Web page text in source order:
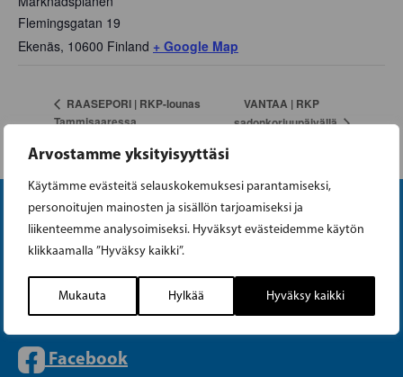
Arvostamme yksityisyyttäsi
Käytämme evästeitä selauskokemuksesi parantamiseksi,
personoitujen mainosten ja sisällön tarjoamiseksi ja
liikenteemme analysoimiseksi. Hyväksyt evästeidemme käytön
klikkaamalla ”Hyväksy kaikki”.
Mukauta Hylkää Hyväksy kaikki
Flemingsgatan 19
Ekenäs, 10600 Finland + Google Map
RAASEPORI | RKP-lounas
Tammisaaressa
VANTAA | RKP
sadonkorjuupäivällä
Instagram
Facebook